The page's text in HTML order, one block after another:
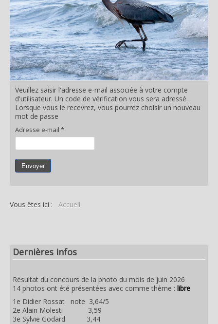
Liens sites membres
Veuillez saisir l'adresse e-mail associée à votre compte
d'utilisateur. Un code de vérification vous sera adressé.
Lorsque vous le recevrez, vous pourrez choisir un nouveau
mot de passe
Adresse e-mail *
Envoyer
Vous êtes ici : Accueil
Dernières infos
Résultat du concours de la photo du mois de juin 2026
14 photos ont été présentées avec comme thème : libre
1e Didier Rossat note 3,64/5
2e Alain Molesti 3,59
3e Sylvie Godard 3,44